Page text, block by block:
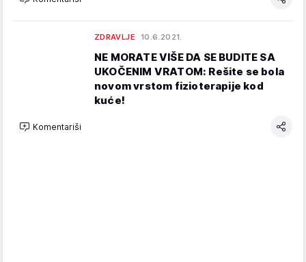
ZDRAVLJE 10.6.2021.
NE MORATE VIŠE DA SE BUDITE SA
UKOČENIM VRATOM: Rešite se bola
novom vrstom fizioterapije kod
kuće!
Komentariši